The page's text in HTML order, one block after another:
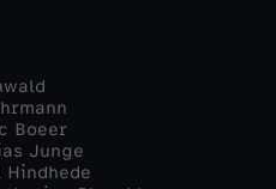
Boeer
Junge